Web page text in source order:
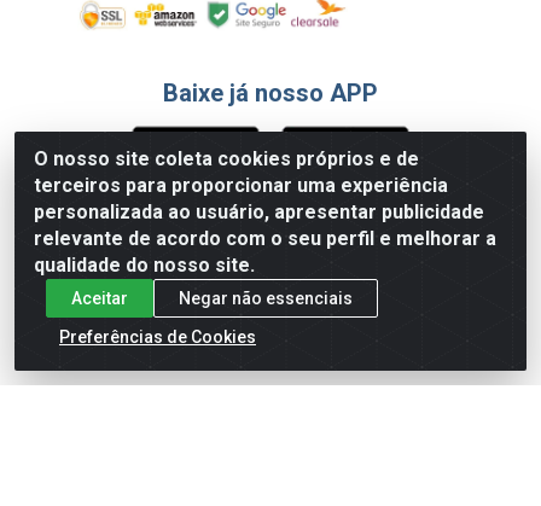
O nosso site coleta cookies próprios e de
terceiros para proporcionar uma experiência
personalizada ao usuário, apresentar publicidade
relevante de acordo com o seu perfil e melhorar a
qualidade do nosso site.
Aceitar
Negar não essenciais
Preferências de Cookies
Baixe já nosso APP
Formas de Pagamento